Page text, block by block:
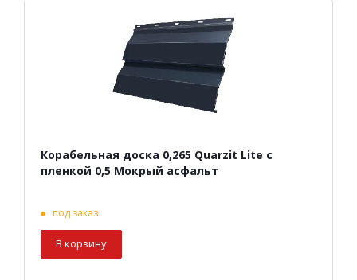
Корабельная доска 0,265 Quarzit Lite с
пленкой 0,5 Мокрый асфальт
под заказ
В корзину